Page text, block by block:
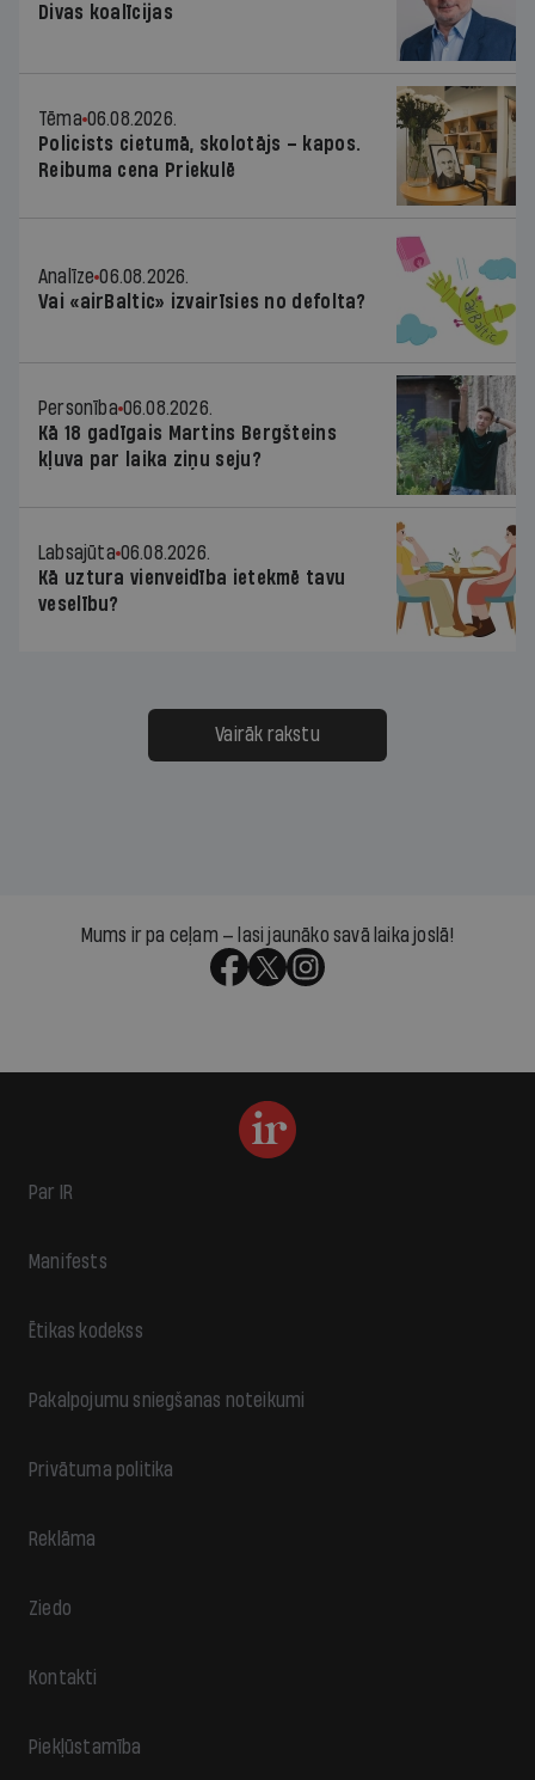
Divas koalīcijas
Tēma 06.08.2026.
Policists cietumā, skolotājs – kapos.
Reibuma cena Priekulē
Analīze 06.08.2026.
Vai «airBaltic» izvairīsies no defolta?
Personība 06.08.2026.
Kā 18 gadīgais Martins Bergšteins
kļuva par laika ziņu seju?
Labsajūta 06.08.2026.
Kā uztura vienveidība ietekmē tavu
veselību?
Vairāk rakstu
Mums ir pa ceļam — lasi jaunāko savā laika joslā!
Par IR
Manifests
Ētikas kodekss
Pakalpojumu sniegšanas noteikumi
Privātuma politika
Reklāma
Ziedo
Kontakti
Piekļūstamība